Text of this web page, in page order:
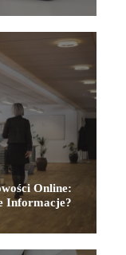
Online:
Informacje?